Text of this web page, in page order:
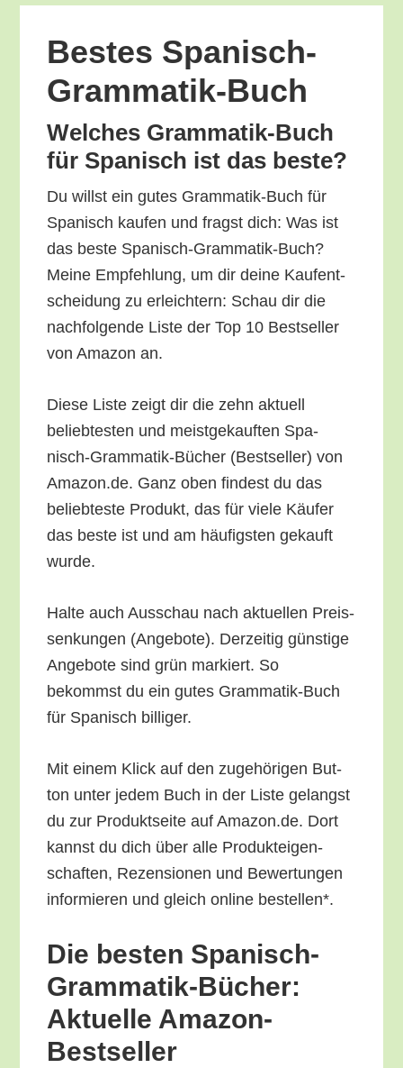
Bes­tes Spanisch-
Grammatik-Buch
Wel­ches Gram­ma­tik-Buch
für Spa­nisch ist das beste?
Du willst ein gutes Gram­ma­tik-Buch für
Spa­nisch kau­fen und fragst dich: Was ist
das bes­te Spa­nisch-Gram­ma­tik-Buch?
Mei­ne Emp­feh­lung, um dir dei­ne Kauf­ent­
schei­dung zu erleich­tern: Schau dir die
nach­fol­gen­de Lis­te der Top 10 Best­sel­ler
von Ama­zon an.
Die­se Lis­te zeigt dir die zehn aktu­ell
belieb­tes­ten und meist­ge­kauf­ten Spa­
nisch-Gram­ma­tik-Bücher (Best­sel­ler) von
Amazon.de. Ganz oben fin­dest du das
belieb­tes­te Pro­dukt, das für vie­le Käu­fer
das bes­te ist und am häu­figs­ten gekauft
wurde.
Hal­te auch Aus­schau nach aktu­el­len Preis­
sen­kun­gen (Ange­bo­te). Der­zei­tig güns­ti­ge
Ange­bo­te sind grün mar­kiert. So
bekommst du ein gutes Gram­ma­tik-Buch
für Spa­nisch billiger.
Mit einem Klick auf den zuge­hö­ri­gen But­
ton unter jedem Buch in der Lis­te gelangst
du zur Pro­dukt­sei­te auf Amazon.de. Dort
kannst du dich über alle Pro­duk­tei­gen­
schaf­ten, Rezen­sio­nen und Bewer­tun­gen
infor­mie­ren und gleich online bestellen*.
Die bes­ten Spa­nisch-
Gram­ma­tik-Bücher:
Aktu­el­le Amazon-
Bestseller